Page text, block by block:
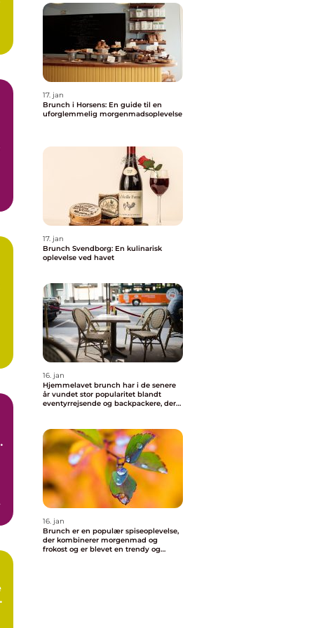
17. jan
Brunch i Horsens: En guide til en
uforglemmelig morgenmadsoplevelse
17. jan
Brunch Svendborg: En kulinarisk
oplevelse ved havet
16. jan
Hjemmelavet brunch har i de senere
år vundet stor popularitet blandt
eventyrrejsende og backpackere, der
skulle forlade deres indkvartering
16. jan
Brunch er en populær spiseoplevelse,
der kombinerer morgenmad og
frokost og er blevet en trendy og